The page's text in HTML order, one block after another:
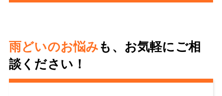
雨どいのお悩みも、お気軽にご相
談ください！